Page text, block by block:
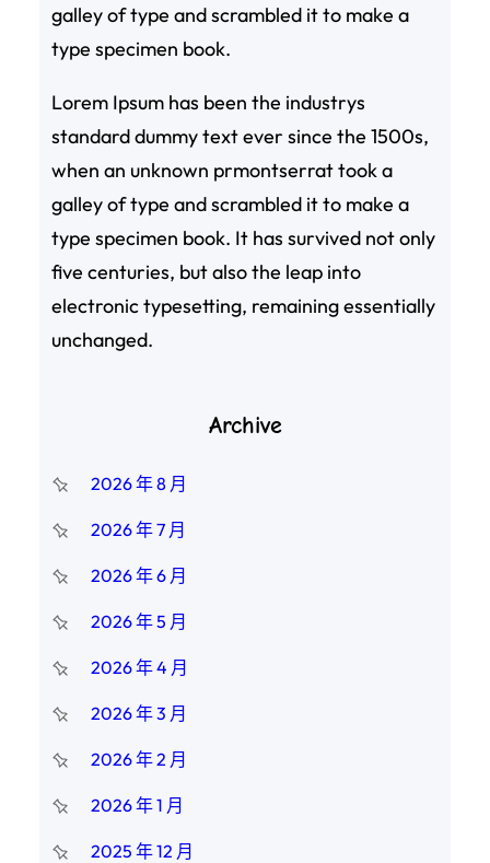
galley of type and scrambled it to make a
type specimen book.
Lorem Ipsum has been the industrys
standard dummy text ever since the 1500s,
when an unknown prmontserrat took a
galley of type and scrambled it to make a
type specimen book. It has survived not only
five centuries, but also the leap into
electronic typesetting, remaining essentially
unchanged.
Archive
2026 年 8 月
2026 年 7 月
2026 年 6 月
2026 年 5 月
2026 年 4 月
2026 年 3 月
2026 年 2 月
2026 年 1 月
2025 年 12 月